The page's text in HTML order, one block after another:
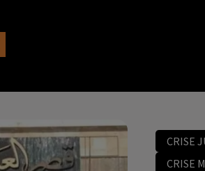
CRISE
CRISE